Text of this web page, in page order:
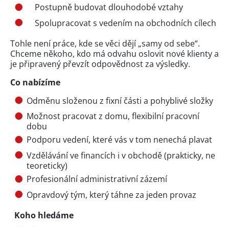
Postupně budovat dlouhodobé vztahy
Spolupracovat s vedením na obchodních cílech
Tohle není práce, kde se věci dějí „samy od sebe“.
Chceme někoho, kdo má odvahu oslovit nové klienty a
je připravený převzít odpovědnost za výsledky.
Co nabízíme
Odměnu složenou z fixní části a pohyblivé složky
Možnost pracovat z domu, flexibilní pracovní
dobu
Podporu vedení, které vás v tom nenechá plavat
Vzdělávání ve financích i v obchodě (prakticky, ne
teoreticky)
Profesionální administrativní zázemí
Opravdový tým, který táhne za jeden provaz
Koho hledáme